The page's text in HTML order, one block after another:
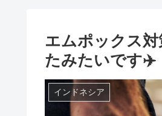
エムポックス
たみたいです✈️
インドネシア